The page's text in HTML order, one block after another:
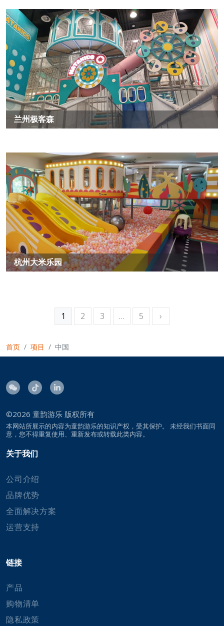
兰州极客森
杭州大米乐园
1 2 3 … 5 ›
首页 项目 中国
©2026 童韵游乐 版权所有
本网站所展示的内容为童韵游乐的知识产权，受其保护。 未经我们书面同
意，您不得重复使用、重新发布或转载此类内容。
关于我们
公司介绍
品牌优势
全面解决方案
运营支持
链接
产品
购物清单
隐私政策